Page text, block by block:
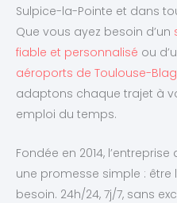
Sulpice-la-Pointe et dans
Que vous ayez besoin d’un
fiable et personnalisé ou
aéroports de Toulouse-
adaptons chaque trajet à
emploi du temps.
Fondée en 2014,
une promesse simple :
besoin. 24h/24, 7j/7, sans